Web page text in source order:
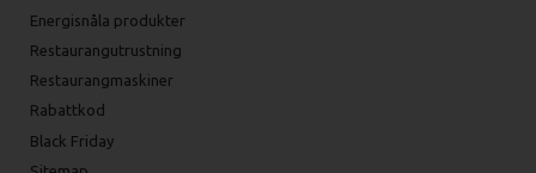
Energisnåla produkter
Restaurangutrustning
Restaurangmaskiner
Rabattkod
Black Friday